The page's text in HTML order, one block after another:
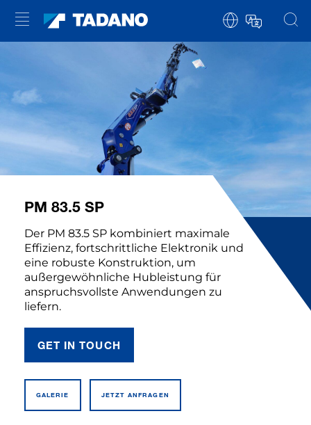
PM 83.5 SP
Der PM 83.5 SP kombiniert maximale
Effizienz, fortschrittliche Elektronik und
eine robuste Konstruktion, um
außergewöhnliche Hubleistung für
anspruchsvollste Anwendungen zu
liefern.
GET IN TOUCH
GALERIE JETZT ANFRAGEN